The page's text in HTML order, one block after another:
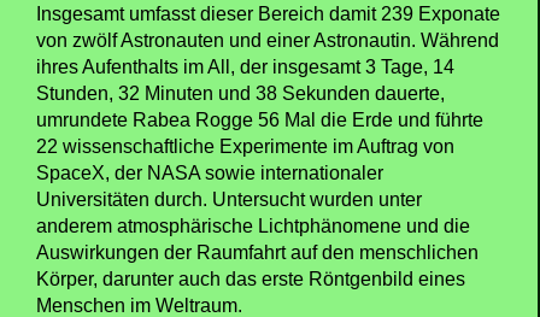
Insgesamt umfasst dieser Bereich damit 239 Exponate
von zwölf Astronauten und einer Astronautin. Während
ihres Aufenthalts im All, der insgesamt 3 Tage, 14
Stunden, 32 Minuten und 38 Sekunden dauerte,
umrundete Rabea Rogge 56 Mal die Erde und führte
22 wissenschaftliche Experimente im Auftrag von
SpaceX, der NASA sowie internationaler
Universitäten durch. Untersucht wurden unter
anderem atmosphärische Lichtphänomene und die
Auswirkungen der Raumfahrt auf den menschlichen
Körper, darunter auch das erste Röntgenbild eines
Menschen im Weltraum.